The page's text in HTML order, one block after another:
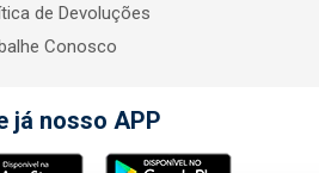
de Devoluções
Conosco
já nosso APP